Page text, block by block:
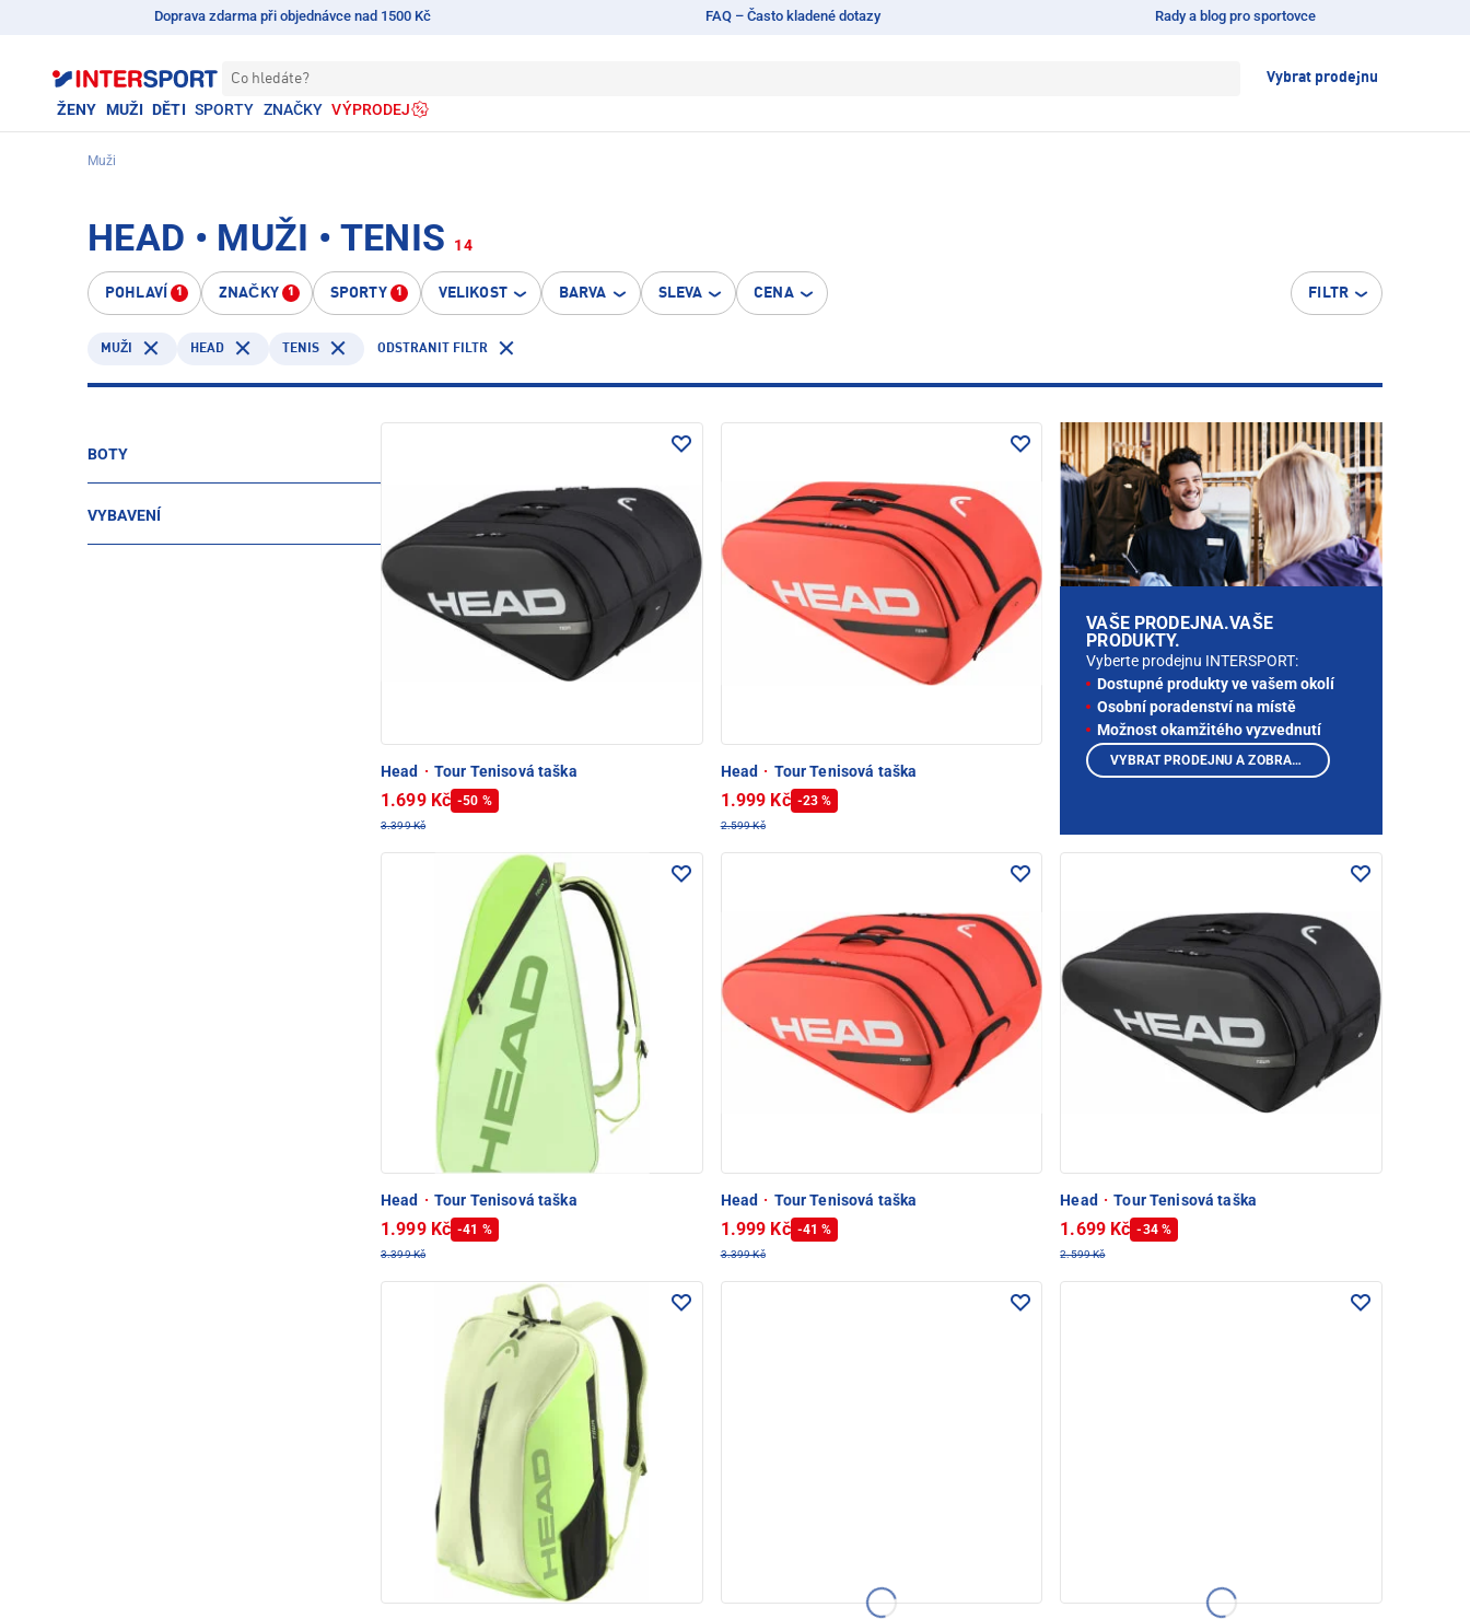
Doprava zdarma při objednávce nad 1500 Kč FAQ – Často kladené dotazy Rady a blog pro sportovce
Co hledáte? Vybrat prodejnu
ŽENY MUŽI DĚTI SPORTY ZNAČKY VÝPRODEJ
Muži
HEAD • MUŽI • TENIS 14
POHLAVÍ 1 ZNAČKY 1 SPORTY 1 VELIKOST BARVA SLEVA CENA FILTR
MUŽI HEAD TENIS ODSTRANIT FILTR
BOTY
VYBAVENÍ
Head · Tour Tenisová taška
1.699 Kč -50 %
3.399 Kč
Head · Tour Tenisová taška
1.999 Kč -23 %
2.599 Kč
Head · Tour Tenisová taška
1.999 Kč -41 %
3.399 Kč
Head · Tour Tenisová taška
1.999 Kč -41 %
3.399 Kč
Head · Tour Tenisová taška
1.699 Kč -34 %
2.599 Kč
VAŠE PRODEJNA.VAŠE
PRODUKTY.
Vyberte prodejnu INTERSPORT:
Dostupné produkty ve vašem okolí
Osobní poradenství na místě
Možnost okamžitého vyzvednutí
VYBRAT PRODEJNU A ZOBRAZIT PRODUKTY